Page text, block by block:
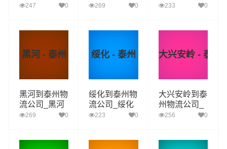
木斯到泰州货
247 0
台河到泰州货
269 0
丹江到泰州货
233 0
黑河 - 泰州
黑河到泰州物
流公司_黑河
到泰州货运_
269 0
绥化 - 泰州
绥化到泰州物
流公司_绥化
到泰州货运_
223 0
大兴安岭 - 泰州
大兴安岭到泰
州物流公司_
大兴安岭到泰
256 0